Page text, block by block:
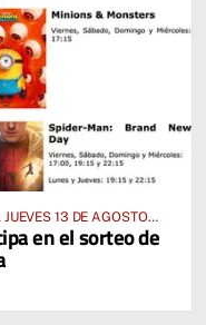
13 DE AGOSTO
en el sorteo de